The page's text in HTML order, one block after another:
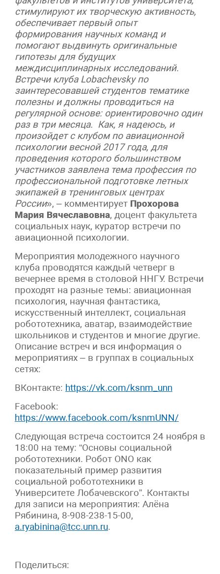
стимулируют их творческую активность,
обеспечивает первый опыт
формирования научных команд и
помогают выдвинуть оригинальные
гипотезы для будущих
междисциплинарных исследований.
Встречи клуба Lobachevsky по
заинтересовавшей студентов тематике
полезны и должны проводиться на
регулярной основе: ориентировочно один
раз в три месяца. Как, я надеюсь, и
произойдет с клубом по авиационной
психологии весной 2017 года, для
проведения которого большинством
участников заявлена тема профессия по
профессиональной подготовке летных
экипажей в тренинговых центрах
России», – комментирует Прохорова
Мария Вячеславовна, доцент факультета
социальных наук, куратор встречи по
авиационной психологии.
Мероприятия молодежного научного
клуба проводятся каждый четверг в
вечернее время в столовой ННГУ. Встречи
проходят на разные темы: авиационная
психология, научная фантастика,
искусственный интеллект, социальная
робототехника, аватар, взаимодействие
школьников и студентов и многие другие.
Описание встреч и вся информация о
мероприятиях – в группах в социальных
сетях:
ВКонтакте: https://vk.com/ksnm_unn
Facebook:
https://www.facebook.com/ksnmUNN/
Следующая встреча состоится 24 ноября в
18:00 на тему: “Основы социальной
робототехники. Робот ONO как
показательный пример развития
социальной робототехники в
Университете Лобачевского”. Контакты
для записи на мероприятия: Алёна
Рябинина, 8-908-238-15-00,
a.ryabinina@tcc.unn.ru.
Поделиться: